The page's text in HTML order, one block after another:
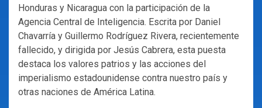
Honduras y Nicaragua con la participación de la
Agencia Central de Inteligencia. Escrita por Daniel
Chavarría y Guillermo Rodríguez Rivera, recientemente
fallecido, y dirigida por Jesús Cabrera, esta puesta
destaca los valores patrios y las acciones del
imperialismo estadounidense contra nuestro país y
otras naciones de América Latina.